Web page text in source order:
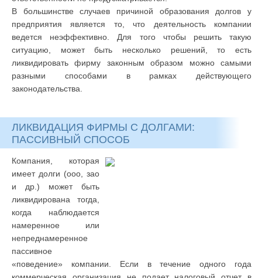
В большинстве случаев причиной образования долгов у
предприятия является то, что деятельность компании
ведется неэффективно. Для того чтобы решить такую
ситуацию, может быть несколько решений, то есть
ликвидировать фирму законным образом можно самыми
разными способами в рамках действующего
законодательства.
ЛИКВИДАЦИЯ ФИРМЫ С ДОЛГАМИ:
ПАССИВНЫЙ СПОСОБ
Компания, которая
имеет долги (ооо, зао
и др.) может быть
ликвидирована тогда,
когда наблюдается
намеренное или
непреднамеренное
пассивное
«поведение» компании. Если в течение одного года